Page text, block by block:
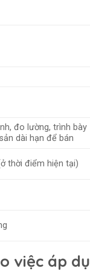
đo lường, trình bày
dài hạn để bán
thời điểm hiện tại)
việc áp